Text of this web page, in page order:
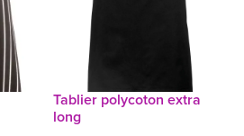
Tablier polycoton extra
long